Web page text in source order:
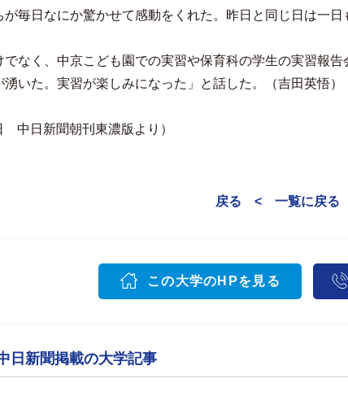
毎日なにか驚かせて感動をくれた。昨日と同じ日は一日
なく、中京こども園での実習や保育科の学生の実習報
いた。実習が楽しみになった」と話した。（吉田英悟）
中日新聞朝刊東濃版より）
戻る < 一覧に戻る
この大学のHPを見る
日新聞掲載の大学記事